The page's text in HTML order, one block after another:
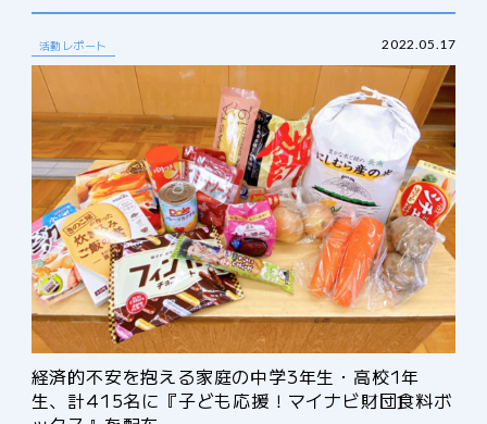
活動レポート 2022.05.17
経済的不安を抱える家庭の中学3年生・高校1年
生、計415名に『子ども応援！マイナビ財団食料ボ